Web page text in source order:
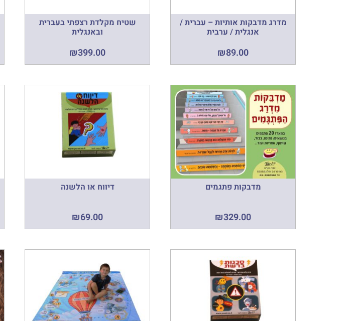
מדרג מדבקות אותיות – עברית /
אנגלית / ערבית
₪89.00
שטיח מקלדת רצפתי בעברית
ובאנגלית
₪399.00
מדבקות פתגמים
₪329.00
דיווח או הלשנה
₪69.00